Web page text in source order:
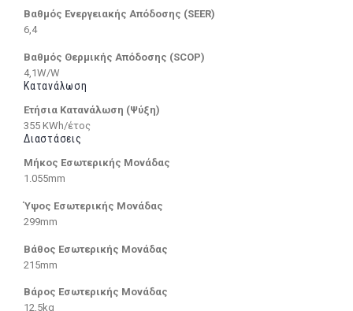
Βαθμός Ενεργειακής Απόδοσης (SEER)
6,4
Βαθμός Θερμικής Απόδοσης (SCOP)
4,1W/W
Κατανάλωση
Ετήσια Κατανάλωση (Ψύξη)
355 KWh/έτος
Διαστάσεις
Μήκος Εσωτερικής Μονάδας
1.055mm
Ύψος Εσωτερικής Μονάδας
299mm
Βάθος Εσωτερικής Μονάδας
215mm
Βάρος Εσωτερικής Μονάδας
12,5kg